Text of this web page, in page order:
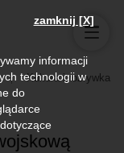
Kultura i rozrywka
zamknij [X]
informacji
technologii w
do